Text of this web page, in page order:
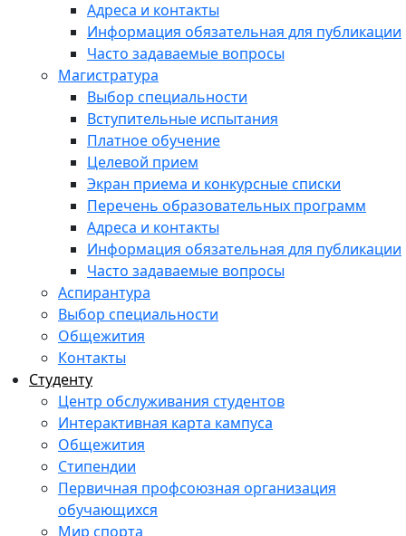
Адреса и контакты
Информация обязательная для публикации
Часто задаваемые вопросы
Магистратура
Выбор специальности
Вступительные испытания
Платное обучение
Целевой прием
Экран приема и конкурсные списки
Перечень образовательных программ
Адреса и контакты
Информация обязательная для публикации
Часто задаваемые вопросы
Аспирантура
Выбор специальности
Общежития
Контакты
Студенту
Центр обслуживания студентов
Интерактивная карта кампуса
Общежития
Стипендии
Первичная профсоюзная организация
обучающихся
Мир спорта